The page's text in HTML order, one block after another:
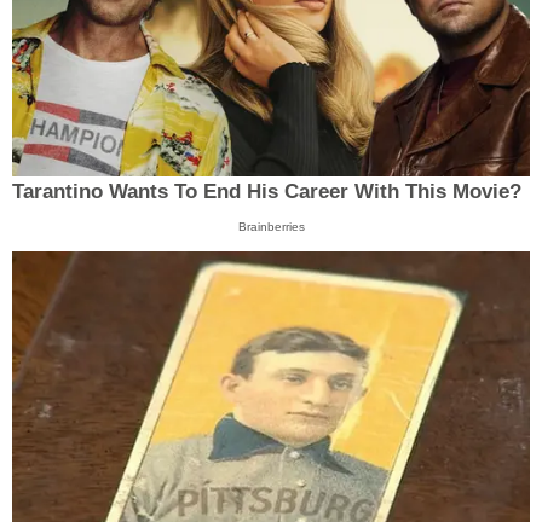
Tarantino Wants To End His Career With This Movie?
Brainberries